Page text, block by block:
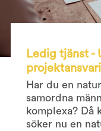
Ledig tjänst -
Har du en
samordna
komplexa? Då
söker nu en